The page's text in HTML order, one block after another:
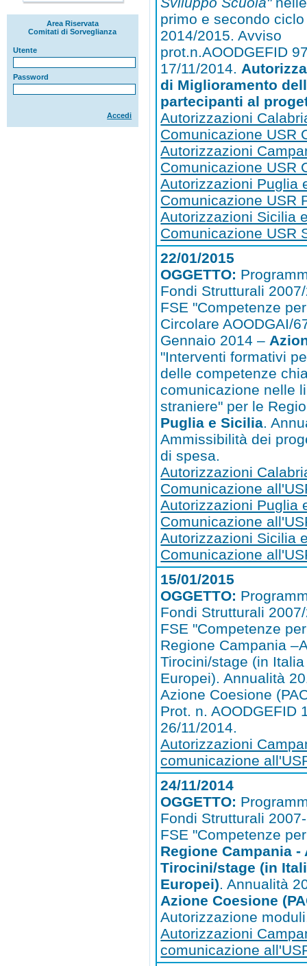
Area Riservata
Comitati di Sorveglianza
Utente
Password
Accedi
primo e secondo
2014/2015. Avviso
prot.n.AOODGEFID
17/11/2014.
di Miglioramento
partecipanti al
Autorizzazioni
Comunicazione USR
Autorizzazioni
Comunicazione USR
Autorizzazioni Puglia
Comunicazione USR
Autorizzazioni Sicilia
Comunicazione USR
22/01/2015
OGGETTO:
Fondi Strutturali
FSE "Competenze
Circolare AOODGAI/
Gennaio 2014 –
"Interventi formativi
delle competenze
comunicazione nelle
straniere" per le
Puglia e Sicilia.
Ammissibilità dei
di spesa.
Autorizzazioni
Comunicazione
Autorizzazioni Puglia
Comunicazione
Autorizzazioni Sicilia
Comunicazione
15/01/2015
OGGETTO:
Fondi Strutturali
FSE "Competenze
Regione Campania
Tirocini/stage (in
Europei). Annualità
Azione Coesione
Prot. n. AOODGEFID
26/11/2014.
Autorizzazioni
comunicazione
24/11/2014
OGGETTO:
Fondi Strutturali
FSE "Competenze
Regione Campania -
Tirocini/stage (in
Europei). Annualità
Azione Coesione
Autorizzazione
Autorizzazioni
comunicazione